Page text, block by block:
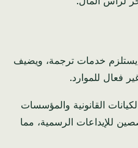
يستلزم خدمات ترجمة، ويضيف
فعال للموارد.
القانونية والمؤسسات
للإيداعات الرسمية، مما